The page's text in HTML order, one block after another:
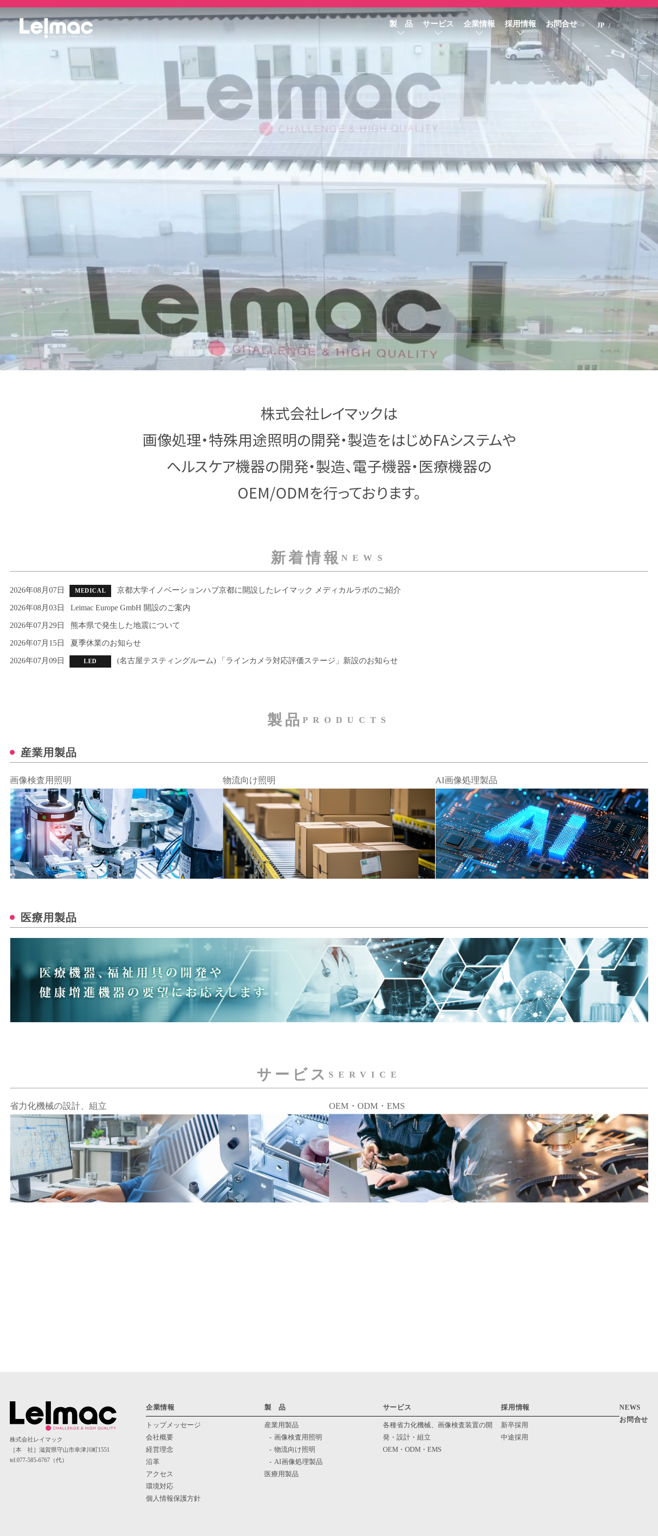
製 品 サービス 企業情報 採用情報 お問合せ JP EN
株式会社レイマックは
画像処理・特殊用途照明の開発・製造をはじめFAシステムや
ヘルスケア機器の開発・製造、電子機器・医療機器の
OEM/ODMを行っております。
新着情報NEWS
2026年08月07日 MEDICAL 京都大学イノベーションハブ京都に開設したレイマック メディカルラボのご紹介
2026年08月03日 Leimac Europe GmbH 開設のご案内
2026年07月29日 熊本県で発生した地震について
2026年07月15日 夏季休業のお知らせ
2026年07月09日 LED (名古屋テスティングルーム) 「ラインカメラ対応評価ステージ」新設のお知らせ
製品PRODUCTS
産業用製品
画像検査用照明 物流向け照明 AI画像処理製品
医療用製品
サービス SERVICE
省力化機械の設計、組立 OEM・ODM・EMS
株式会社レイマック
［本 社］滋賀県守山市幸津川町1551
tel.077-585-6767（代）
企業情報
トップメッセージ
会社概要
経営理念
沿革
アクセス
環境対応
個人情報保護方針
製 品
産業用製品
画像検査用照明
物流向け照明
AI画像処理製品
医療用製品
サービス
各種省力化機械、画像検査装置の開
発・設計・組立
OEM・ODM・EMS
採用情報
新卒採用
中途採用
NEWS
お問合せ